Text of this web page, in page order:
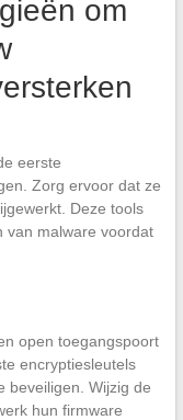
om
eerste
Zorg ervoor dat ze
Deze tools
van malware voordat
open toegangspoort
encryptiesleutels
beveiligen. Wijzig de
hun firmware